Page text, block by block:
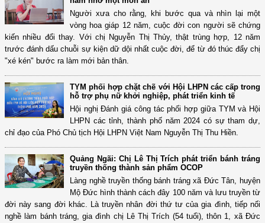
Người xưa cho rằng, khi bước qua và nhìn lại một
vòng hoa giáp 12 năm, cuộc đời con người sẽ chứng
kiến nhiều đổi thay. Với chị Nguyễn Thị Thủy, thật trùng hợp, 12 năm
trước đánh dấu chuỗi sự kiện dữ dội nhất cuộc đời, để từ đó thúc đẩy chị
"xé kén" bước ra làm mới bản thân.
TYM phối hợp chặt chẽ với Hội LHPN các cấp trong
hỗ trợ phụ nữ khởi nghiệp, phát triển kinh tế
Hội nghị Đánh giá công tác phối hợp giữa TYM và Hội
LHPN các tỉnh, thành phố năm 2024 có sự tham dự,
chỉ đạo của Phó Chủ tịch Hội LHPN Việt Nam Nguyễn Thị Thu Hiền.
Quảng Ngãi: Chị Lê Thị Trích phát triển bánh tráng
truyền thống thành sản phẩm OCOP
Làng nghề truyền thống bánh tráng xã Đức Tân, huyện
Mộ Đức hình thành cách đây 100 năm và lưu truyền từ
đời này sang đời khác. Là truyền nhân đời thứ tư của gia đình, tiếp nối
nghề làm bánh tráng, gia đình chị Lê Thị Trích (54 tuổi), thôn 1, xã Đức